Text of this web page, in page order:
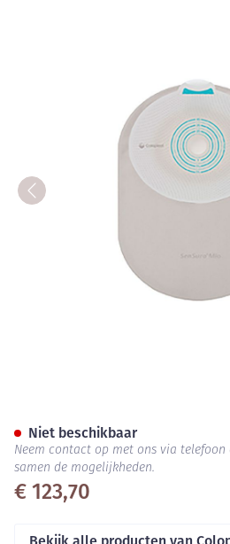
€ 123,70
Niet beschikbaar
Neem contact op met ons via
samen de mogelijkheden.